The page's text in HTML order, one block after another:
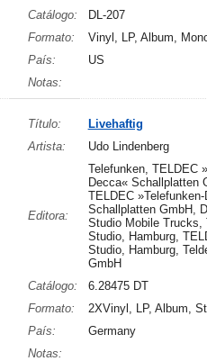
Catálogo:
DL-207
Formato:
Vinyl, LP, Album,
País:
US
Notas:
Título:
Livehaftig
Artista:
Udo Lindenberg
Editora:
Telefunken, TELDEC
Decca« Schallplatten
TELDEC
Schallplatten GmbH,
Studio Mobile Trucks,
Studio, Hamburg,
Studio, Hamburg,
GmbH
Catálogo:
6.28475 DT
Formato:
2XVinyl, LP, Album,
País:
Germany
Notas: